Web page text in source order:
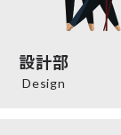
設計部
Design